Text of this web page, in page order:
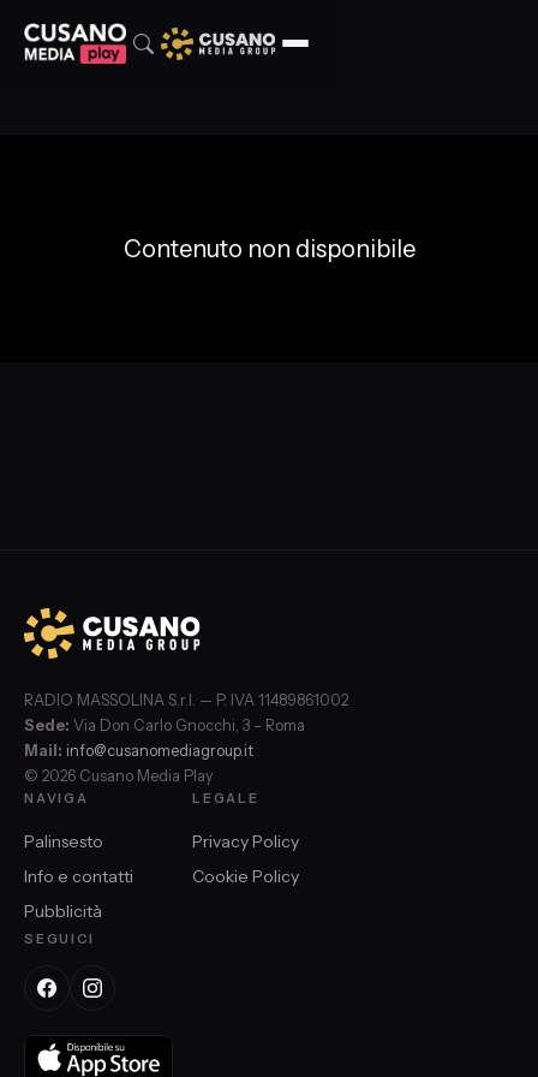
Contenuto non disponibile
RADIO MASSOLINA S.r.l. — P. IVA 11489861002
Sede: Via Don Carlo Gnocchi, 3 – Roma
Mail: info@cusanomediagroup.it
© 2026 Cusano Media Play
NAVIGA
Palinsesto
Info e contatti
Pubblicità
LEGALE
Privacy Policy
Cookie Policy
SEGUICI